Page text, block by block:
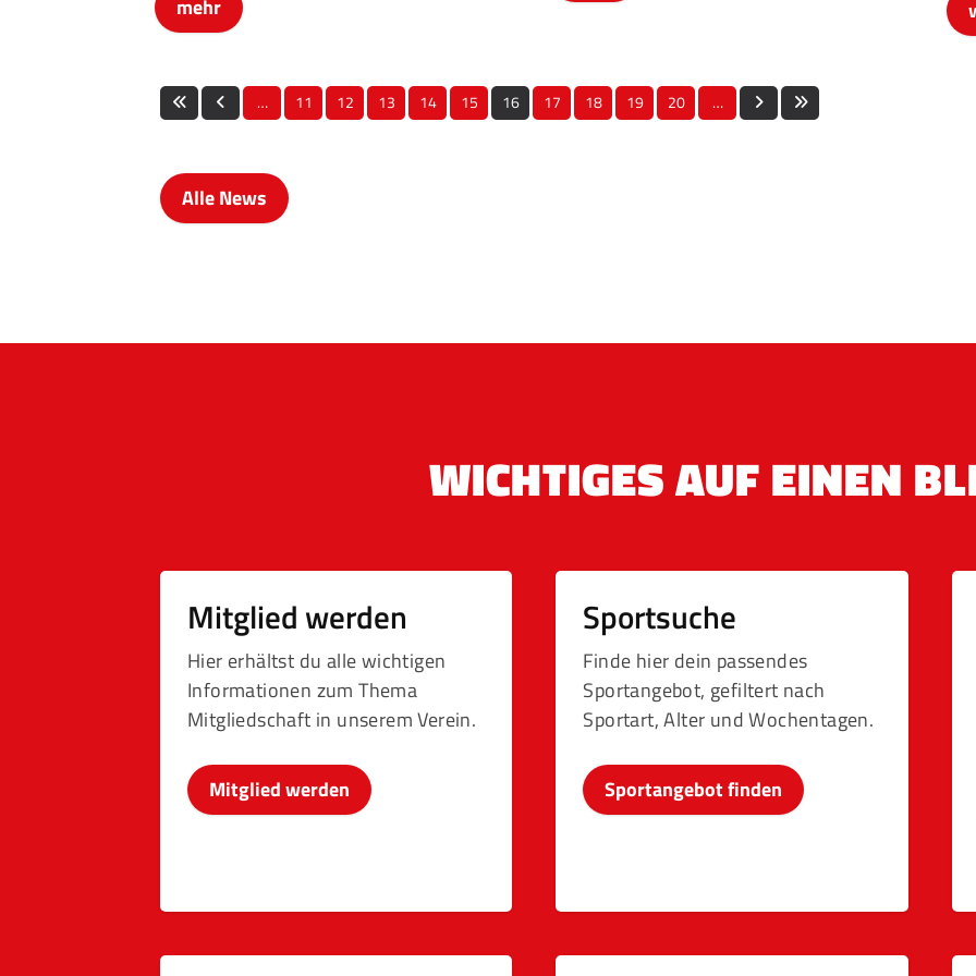
mehr
… 11 12 13 14 15 16 17 18 19 20 …
Alle News
WICHTIGES AUF EINEN
Mitglied werden
Hier erhältst du alle wichtigen
Informationen zum Thema
Mitgliedschaft in unserem Verein.
Mitglied werden
Sportsuche
Finde hier dein passendes
Sportangebot, gefiltert nach
Sportart, Alter und Wochentagen.
Sportangebot finden